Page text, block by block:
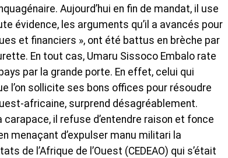
Aujourd’hui en fin de mandat, il use
évidence, les arguments qu’il a avancés pour
et financiers », ont été battus en brèche par
En tout cas, Umaru Sissoco Embalo rate
par la grande porte. En effet, celui qui
l’on sollicite ses bons offices pour résoudre
africaine, surprend désagréablement.
il refuse d’entendre raison et fonce
menaçant d’expulser manu militari la
de l’Afrique de l’Ouest (CEDEAO) qui s’était